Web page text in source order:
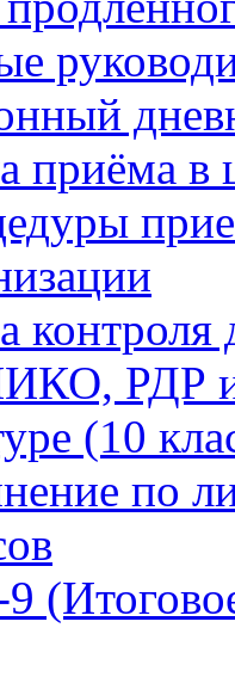
приёма в
контроля
РДР и
(10
по